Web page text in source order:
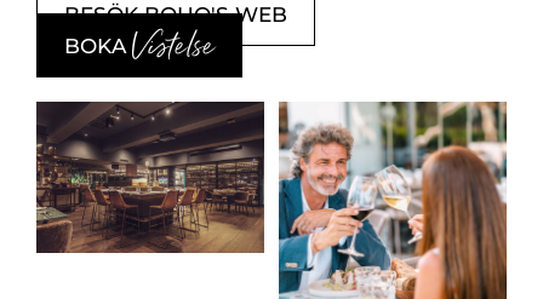
BESÖK BOHO'S WEB
BOKAVistelse